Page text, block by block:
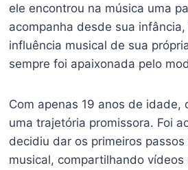
ele encontrou na música uma
acompanha desde sua
influência musical de sua
sempre foi apaixonada pelo
Com apenas 19 anos de idade,
uma trajetória promissora. Foi
decidiu dar os primeiros passos
musical, compartilhando vídeos